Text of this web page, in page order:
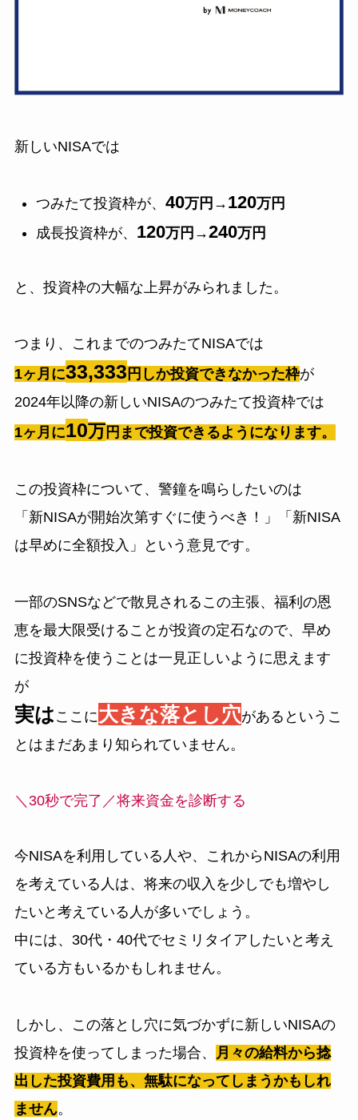
新しいNISAでは
つみたて投資枠が、 40万円→ 120万円
成長投資枠が、 120万円→240万円
と、投資枠の大幅な上昇がみられました。
つまり、これまでのつみたてNISAでは
1ヶ月に33,333 円しか投資できなかった枠が
2024年以降の新しいNISAのつみたて投資枠では
1ヶ月に10万 円まで投資できるようになります。
この投資枠について、警鐘を鳴らしたいのは
「新NISAが開始次第すぐに使うべき！」「新NISA
は早めに全額投入」という意見です。
一部のSNSなどで散見されるこの主張、福利の恩
恵を最大限受けることが投資の定石なので、早め
に投資枠を使うことは一見正しいように思えます
が
実は ここに大きな落とし穴があるというこ
とはまだあまり知られていません。
＼30秒で完了／将来資金を診断する
今NISAを利用している人や、これからNISAの利用
を考えている人は、将来の収入を少しでも増やし
たいと考えている人が多いでしょう。
中には、30代・40代でセミリタイアしたいと考え
ている方もいるかもしれません。
しかし、この落とし穴に気づかずに新しいNISAの
投資枠を使ってしまった場合、
月々の給料から捻
出した投資費用も、無駄になってしまうかもしれ
ません。